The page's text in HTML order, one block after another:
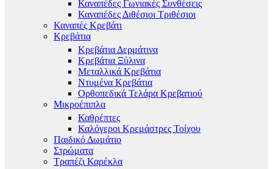
Καναπέδες Γωνιακές Συνθέσεις
Καναπέδες Διθέσιοι Τριθέσιοι
Καναπές Κρεβάτι
Κρεβάτια
Κρεβάτια Δερμάτινα
Κρεβάτια Ξύλινα
Μεταλλικά Κρεβάτια
Ντυμένα Κρεβάτια
Ορθοπεδικά Τελάρα Κρεβατιού
Μικροέπιπλα
Καθρέπτες
Καλόγεροι Κρεμάστρες Τοίχου
Παιδικό Δωμάτιο
Στρώματα
Τραπέζι Καρέκλα